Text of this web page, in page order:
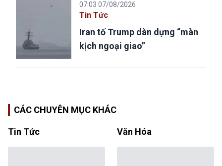
07:03 07/08/2026
Tin Tức
Iran tố Trump dàn dựng “màn
kịch ngoại giao”
CÁC CHUYÊN MỤC KHÁC
Tin Tức Văn Hóa